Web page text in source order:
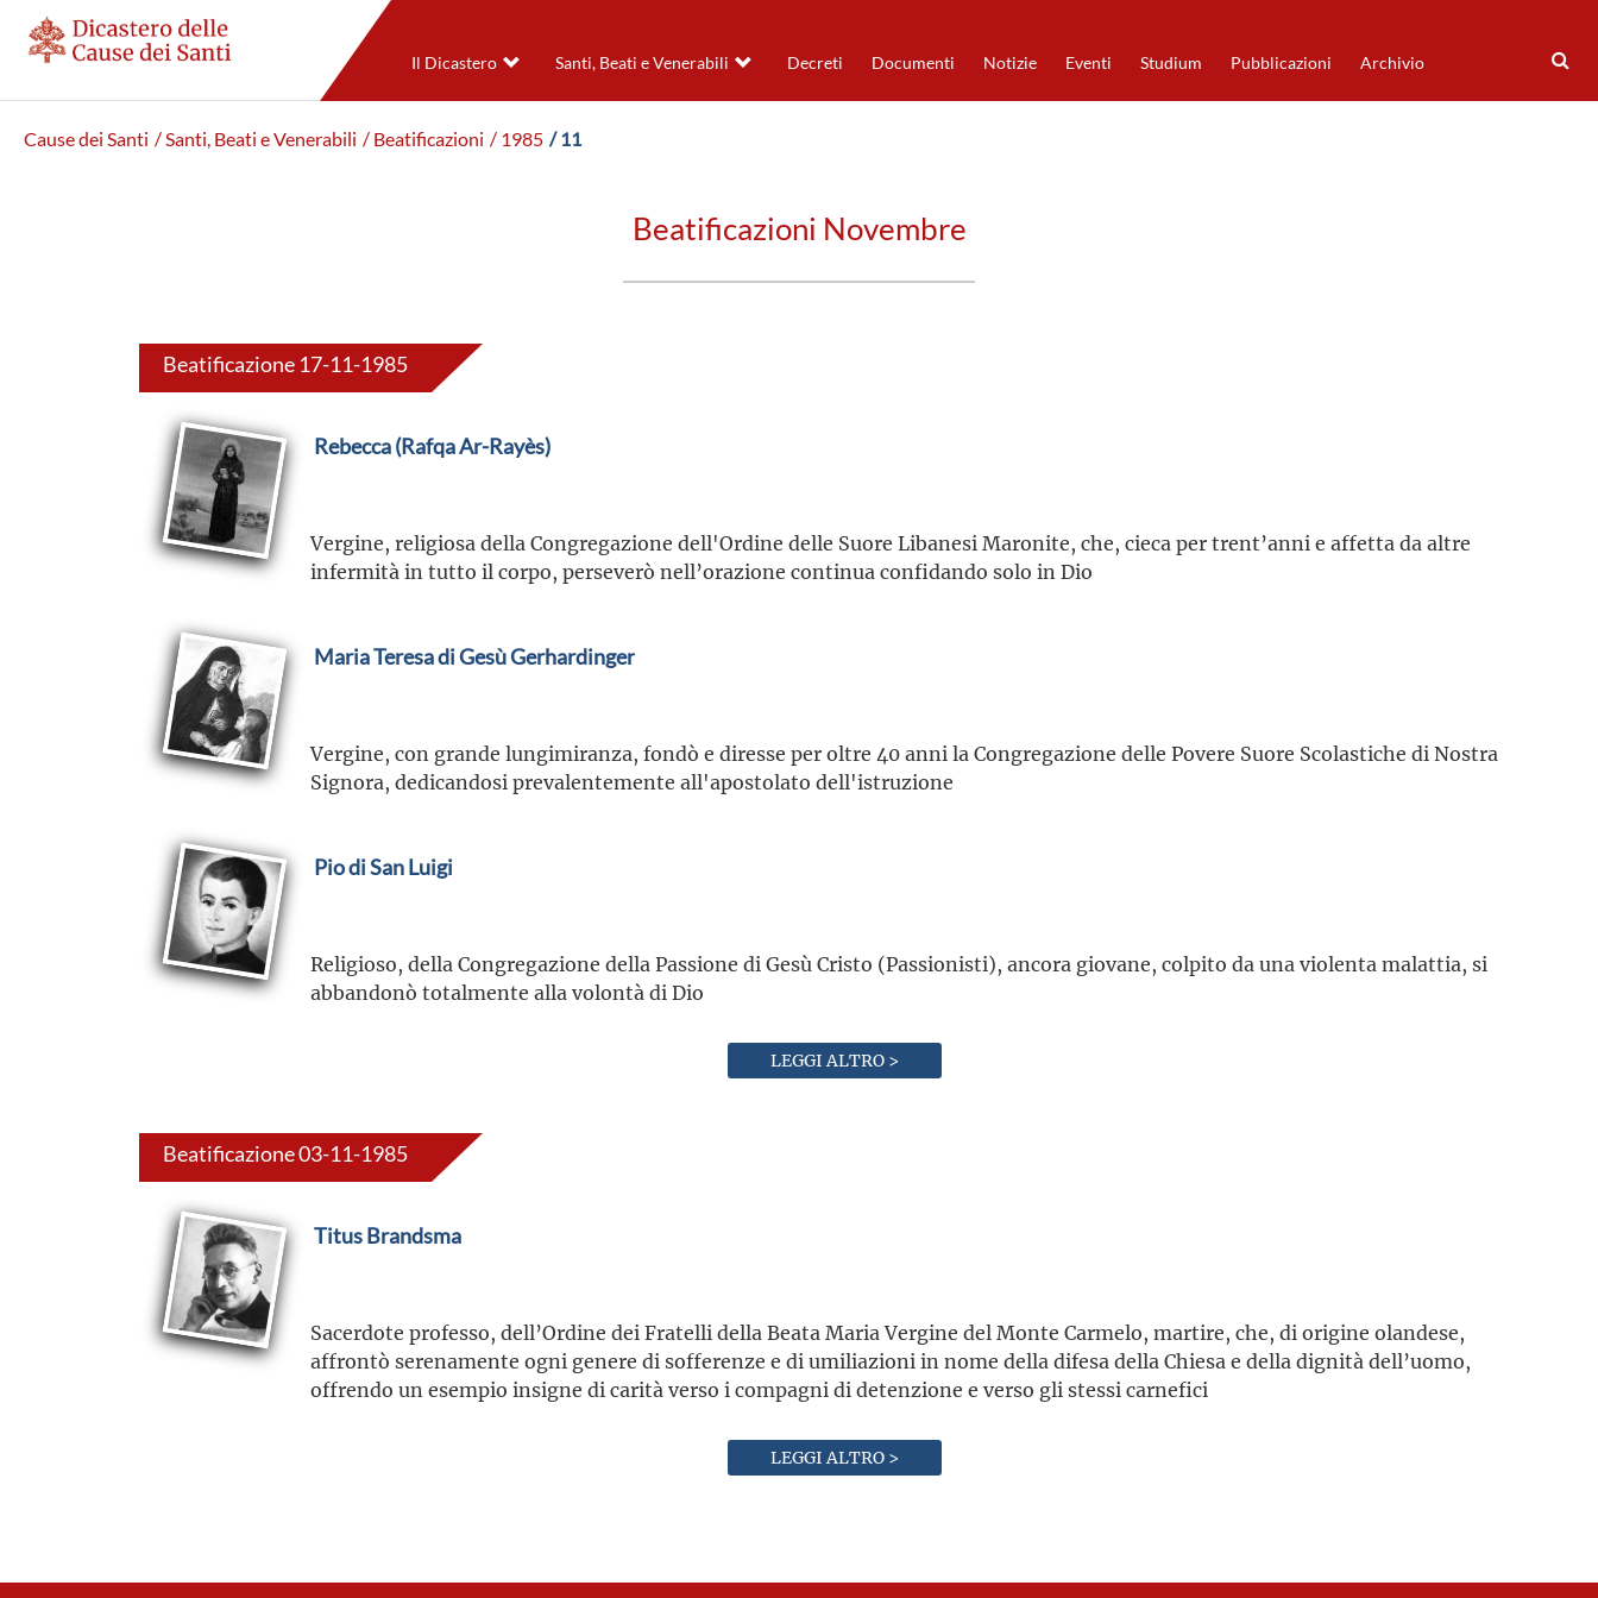
Il Dicastero Santi, Beati e Venerabili Decreti Documenti Notizie Eventi Studium Pubblicazioni Archivio
Cause dei Santi / Santi, Beati e Venerabili / Beatificazioni / 1985 / 11
Beatificazioni Novembre
Beatificazione 17-11-1985
Rebecca (Rafqa Ar-Rayès)
Vergine, religiosa della Congregazione dell'Ordine delle Suore Libanesi Maronite, che, cieca per trent’anni e affetta da altre
infermità in tutto il corpo, perseverò nell’orazione continua confidando solo in Dio
Maria Teresa di Gesù Gerhardinger
Vergine, con grande lungimiranza, fondò e diresse per oltre 40 anni la Congregazione delle Povere Suore Scolastiche di Nostra
Signora, dedicandosi prevalentemente all'apostolato dell'istruzione
Pio di San Luigi
Religioso, della Congregazione della Passione di Gesù Cristo (Passionisti), ancora giovane, colpito da una violenta malattia, si
abbandonò totalmente alla volontà di Dio
LEGGI ALTRO >
Beatificazione 03-11-1985
Titus Brandsma
Sacerdote professo, dell’Ordine dei Fratelli della Beata Maria Vergine del Monte Carmelo, martire, che, di origine olandese,
affrontò serenamente ogni genere di sofferenze e di umiliazioni in nome della difesa della Chiesa e della dignità dell’uomo,
offrendo un esempio insigne di carità verso i compagni di detenzione e verso gli stessi carnefici
LEGGI ALTRO >